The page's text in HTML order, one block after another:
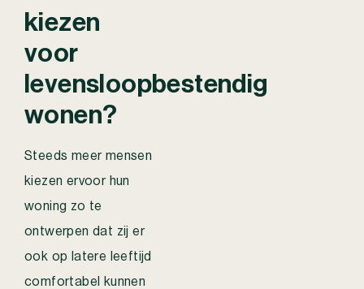
kiezen
voor
levensloopbestendig
wonen?
Steeds meer mensen
kiezen ervoor hun
woning zo te
ontwerpen dat zij er
ook op latere leeftijd
comfortabel kunnen